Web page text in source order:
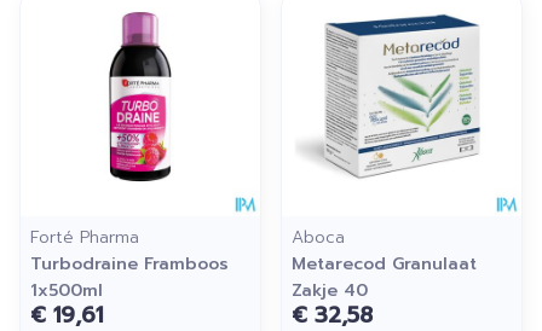
Forté Pharma
Turbodraine Framboos
1x500ml
€ 19,61
Aboca
Metarecod Granulaat
Zakje 40
€ 32,58